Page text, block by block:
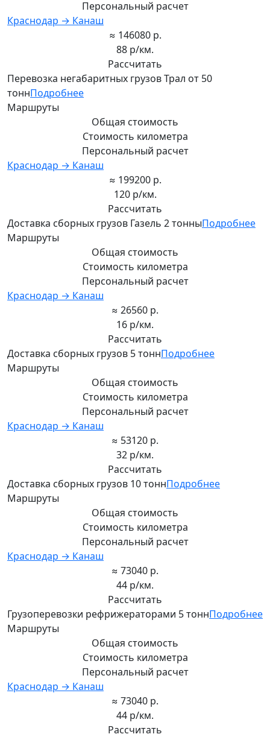
Персональный расчет
Краснодар → Канаш
≈ 146080 р.
88 р/км.
Рассчитать
Перевозка негабаритных грузов Трал от 50
тоннПодробнее
Маршруты
Общая стоимость
Стоимость километра
Персональный расчет
Краснодар → Канаш
≈ 199200 р.
120 р/км.
Рассчитать
Доставка сборных грузов Газель 2 тонныПодробнее
Маршруты
Общая стоимость
Стоимость километра
Персональный расчет
Краснодар → Канаш
≈ 26560 р.
16 р/км.
Рассчитать
Доставка сборных грузов 5 тоннПодробнее
Маршруты
Общая стоимость
Стоимость километра
Персональный расчет
Краснодар → Канаш
≈ 53120 р.
32 р/км.
Рассчитать
Доставка сборных грузов 10 тоннПодробнее
Маршруты
Общая стоимость
Стоимость километра
Персональный расчет
Краснодар → Канаш
≈ 73040 р.
44 р/км.
Рассчитать
Грузоперевозки рефрижераторами 5 тоннПодробнее
Маршруты
Общая стоимость
Стоимость километра
Персональный расчет
Краснодар → Канаш
≈ 73040 р.
44 р/км.
Рассчитать